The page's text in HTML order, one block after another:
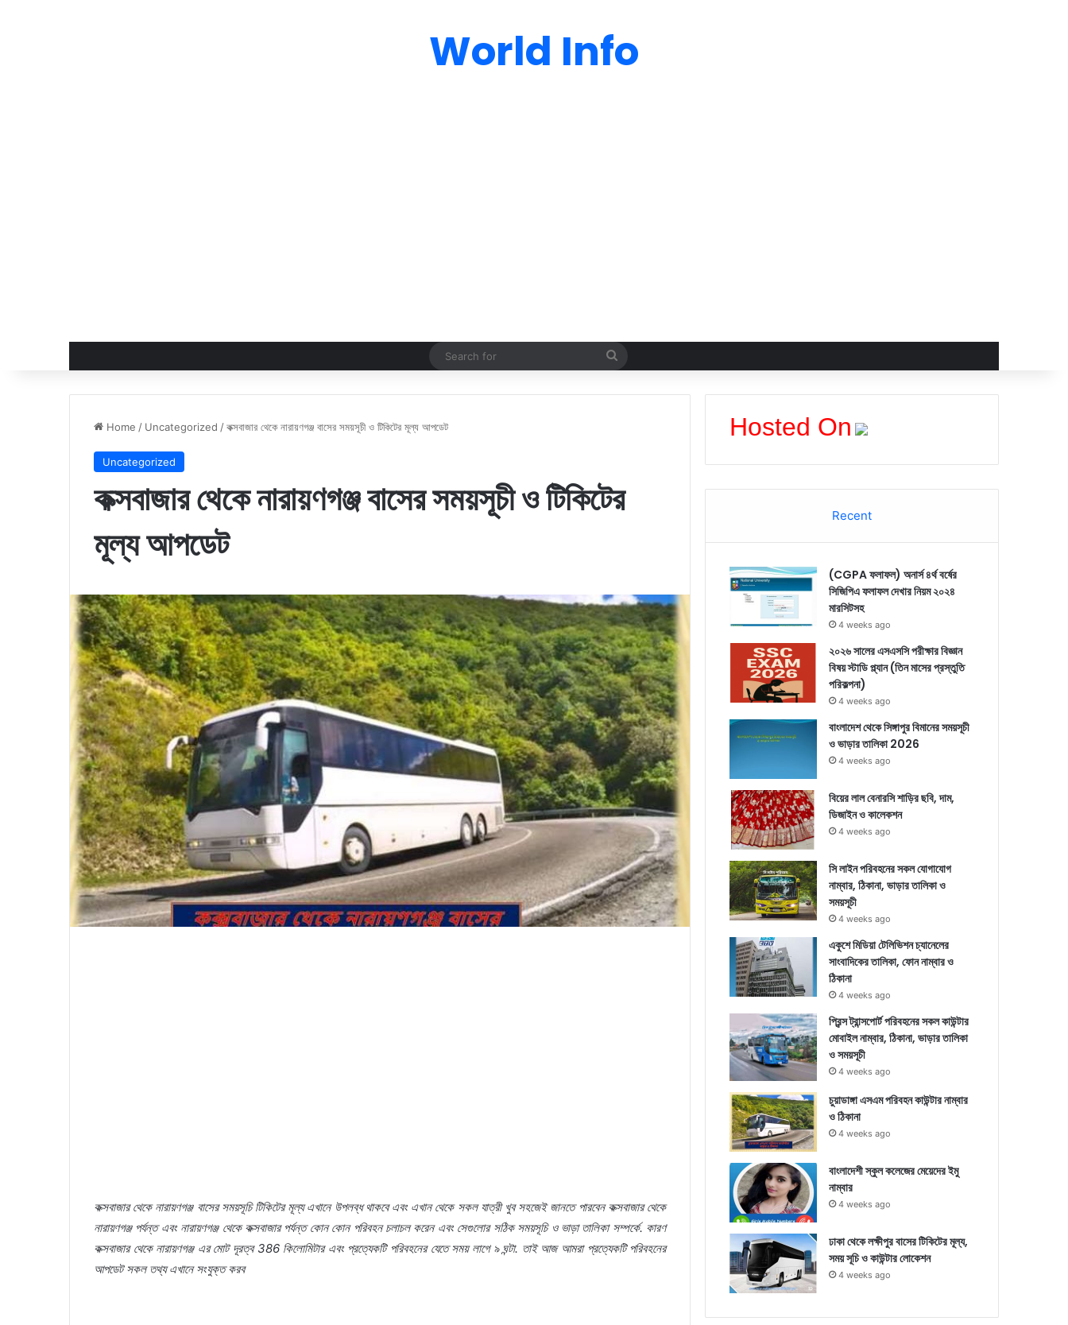
World Info
Search
Home / Uncategorized /কক্সবাজার থেকে নারায়ণগঞ্জ বাসের সময়সূচী ও টিকিটের মূল্য আপডেট
Uncategorized
কক্সবাজার থেকে নারায়ণগঞ্জ বাসের সময়সূচী ও টিকিটের
মূল্য আপডেট
কক্সবাজার থেকে নারায়ণগঞ্জ বাসের সময়সূচি টিকিটের মূল্য এখানে উপলব্ধ থাকবে এবং এখান থেকে সকল যাত্রী খুব সহজেই জানতে পারবেন কক্সবাজার থেকে
নারায়ণগঞ্জ পর্যন্ত এবং নারায়ণগঞ্জ থেকে কক্সবাজার পর্যন্ত কোন কোন পরিবহন চলাচল করেন এবং সেগুলোর সঠিক সময়সূচি ও ভাড়া তালিকা সম্পর্কে. কারণ
কক্সবাজার থেকে নারায়ণগঞ্জ এর মোট দূরত্ব386 কিলোমিটার এবং প্রত্যেকটি পরিবহনের যেতে সময় লাগে ৯ ঘন্টা. তাই আজ আমরা প্রত্যেকটি পরিবহনের
আপডেট সকল তথ্য এখানে সংযুক্ত করব
Hosted On
Recent
(CGPA ফলাফল) অনার্স ৪র্থ বর্ষের
সিজিপিএ ফলাফল দেখার নিয়ম ২০২৪
মারসিটসহ
4 weeks ago
২০২৬ সালের এসএসসি পরীক্ষার বিজ্ঞান
বিষয় স্টাডি প্ল্যান (তিন মাসের প্রস্তুতি
পরিকল্পনা)
4 weeks ago
বাংলাদেশ থেকে সিঙ্গাপুর বিমানের সময়সূচী
ও ভাড়ার তালিকা 2026
4 weeks ago
বিয়ের লাল বেনারসি শাড়ির ছবি, দাম,
ডিজাইন ও কালেকশন
4 weeks ago
সি লাইন পরিবহনের সকল যোগাযোগ
নাম্বার, ঠিকানা, ভাড়ার তালিকা ও
সময়সূচী
4 weeks ago
একুশে মিডিয়া টেলিভিশন চ্যানেলের
সাংবাদিকের তালিকা, ফোন নাম্বার ও
ঠিকানা
4 weeks ago
প্রিন্স ট্রান্সপোর্ট পরিবহনের সকল কাউন্টার
মোবাইল নাম্বার, ঠিকানা, ভাড়ার তালিকা
ও সময়সূচী
4 weeks ago
চুয়াডাঙ্গা এসএম পরিবহন কাউন্টার নাম্বার
ও ঠিকানা
4 weeks ago
বাংলাদেশী স্কুল কলেজের মেয়েদের ইমু
নাম্বার
4 weeks ago
ঢাকা থেকে লক্ষীপুর বাসের টিকিটের মূল্য,
সময় সূচি ও কাউন্টার লোকেশন
4 weeks ago